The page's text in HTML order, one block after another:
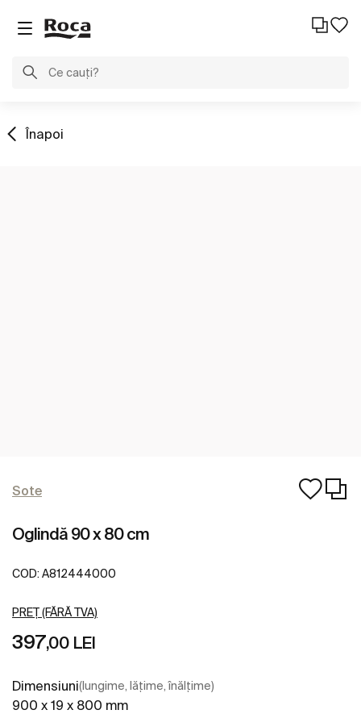
Înapoi
Sote
Oglindă 90 x 80 cm
COD: A812444000
PREȚ (FĂRĂ TVA)
397,00 LEI
Dimensiuni(lungime, lățime, înălțime)
900 x 19 x 800 mm